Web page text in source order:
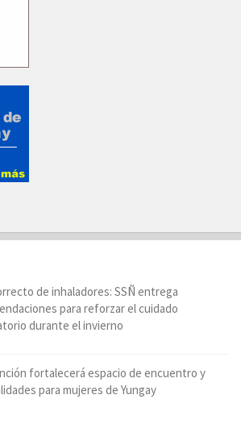
de inhaladores: SSÑ entrega
para reforzar el cuidado
durante el invierno
fortalecerá espacio de encuentro y
para mujeres de Yungay